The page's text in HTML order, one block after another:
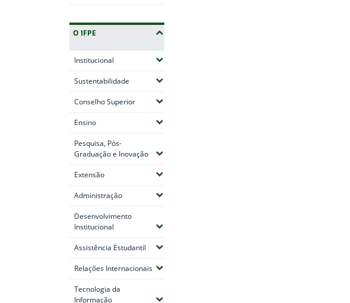
O IFPE
Institucional (Expandir submenus)
Sustentabilidade (Expandir submenus)
Conselho Superior(Expandir submenus)
Ensino(Expandir submenus)
Pesquisa, Pós-
Graduação e Inovação(Expandir submenus)
Extensão(Expandir submenus)
Administração(Expandir submenus)
Desenvolvimento
Institucional (Expandir submenus)
Assistência Estudantil (Expandir submenus)
Relações Internacionais(Expandir submenus)
Tecnologia da
Informação(Expandir submenus)